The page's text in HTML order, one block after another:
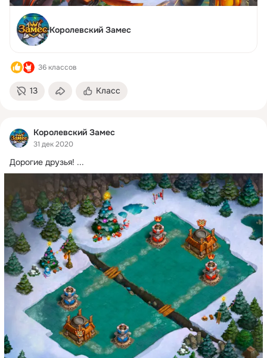
Королевский Замес
36 классов
13 Класс
Королевский Замес
31 дек 2020
Дорогие друзья! ...